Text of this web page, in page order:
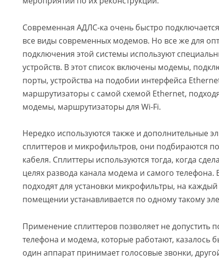
Современная АДЛС-ка очень быстро
все виды современных модемов. Но все же для
подключения этой системы используют
устройств. В этот список включены модемы,
порты, устройства на подобии интерфейса
маршрутизаторы с самой схемой Ethernet,
модемы, маршрутизаторы для Wi-Fi.
Нередко используются также и дополнительные
сплиттеров и микрофильтров, они подбираются
кабеля. Сплиттеры используются тогда, когда
целях развода канала модема и самого телефона.
подходят для установки микрофильтры, на
помещении устанавливается по одному такому
Применение сплиттеров позволяет не допустить
телефона и модема, которые работают, казалось
один аппарат принимает голосовые звонки,